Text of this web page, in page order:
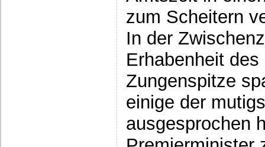
zum Scheitern
In der
Erhabenheit
Zungenspitze
einige der
ausgesprochen